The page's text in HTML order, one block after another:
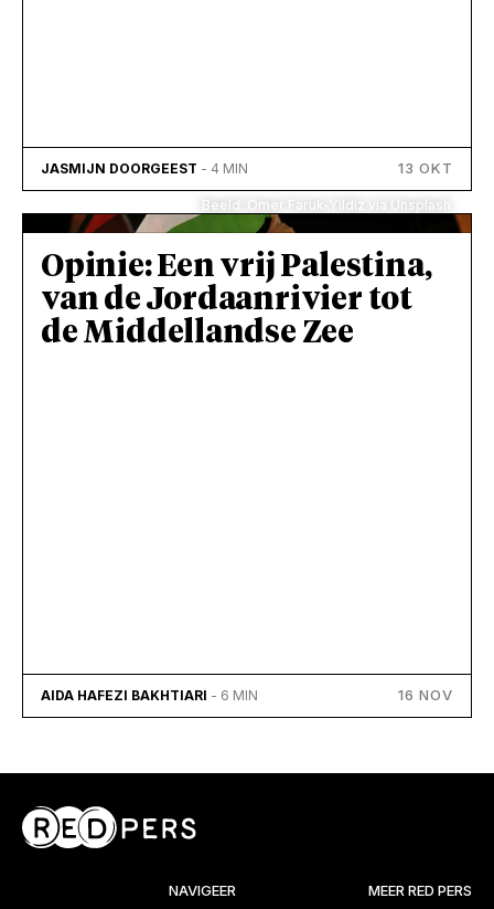
JASMIJN DOORGEEST - 4 MIN 13 OKT
Beeld: Omer Faruk-Yildiz via Unsplash
Opinie: Een vrij Palestina,
van de Jordaanrivier tot
de Middellandse Zee
AIDA HAFEZI BAKHTIARI - 6 MIN 16 NOV
NAVIGEER
MEER RED PERS